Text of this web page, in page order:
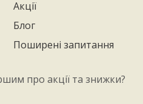
Акції
Блог
Поширені запитання
про акції та знижки?